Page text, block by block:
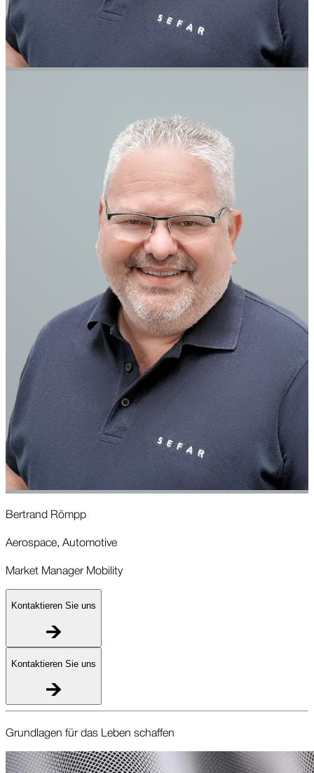
Bertrand Römpp
Aerospace, Automotive
Market Manager Mobility
Kontaktieren Sie uns
Kontaktieren Sie uns
Grundlagen für das Leben schaffen